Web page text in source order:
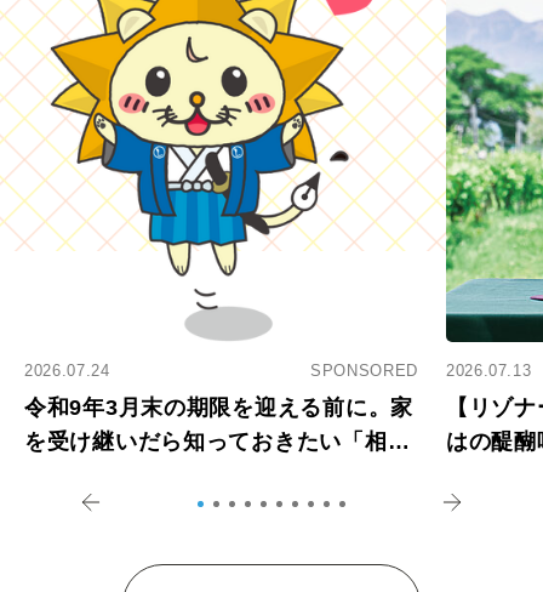
2026.07.24 SPONSORED
令和9年3月末の期限を迎える前に。家
を受け継いだら知っておきたい「相続
2026.07.13
【リゾ
はの醍